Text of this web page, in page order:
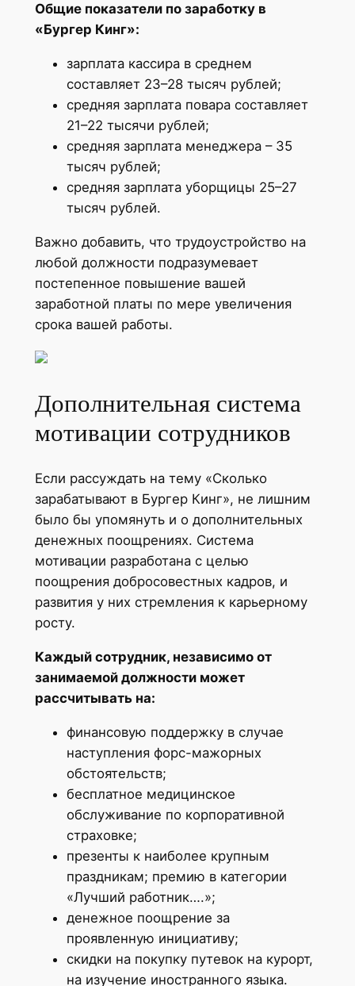
Общие показатели по заработку в
«Бургер Кинг»:
зарплата кассира в среднем
составляет 23–28 тысяч рублей;
средняя зарплата повара составляет
21–22 тысячи рублей;
средняя зарплата менеджера – 35
тысяч рублей;
средняя зарплата уборщицы 25–27
тысяч рублей.
Важно добавить, что трудоустройство на
любой должности подразумевает
постепенное повышение вашей
заработной платы по мере увеличения
срока вашей работы.
Дополнительная система
мотивации сотрудников
Если рассуждать на тему «Сколько
зарабатывают в Бургер Кинг», не лишним
было бы упомянуть и о дополнительных
денежных поощрениях. Система
мотивации разработана с целью
поощрения добросовестных кадров, и
развития у них стремления к карьерному
росту.
Каждый сотрудник, независимо от
занимаемой должности может
рассчитывать на:
финансовую поддержку в случае
наступления форс-мажорных
обстоятельств;
бесплатное медицинское
обслуживание по корпоративной
страховке;
презенты к наиболее крупным
праздникам; премию в категории
«Лучший работник….»;
денежное поощрение за
проявленную инициативу;
скидки на покупку путевок на курорт,
на изучение иностранного языка.